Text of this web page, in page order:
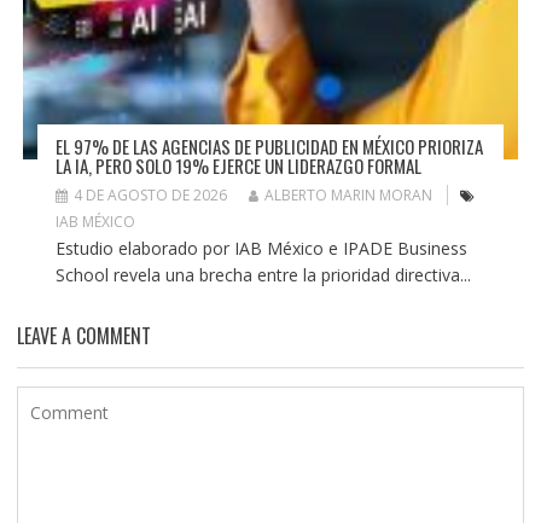
EL 97% DE LAS AGENCIAS DE PUBLICIDAD EN MÉXICO PRIORIZA
LA IA, PERO SOLO 19% EJERCE UN LIDERAZGO FORMAL
4 DE AGOSTO DE 2026
ALBERTO MARIN MORAN
IAB MÉXICO
Estudio elaborado por IAB México e IPADE Business
School revela una brecha entre la prioridad directiva...
LEAVE A COMMENT